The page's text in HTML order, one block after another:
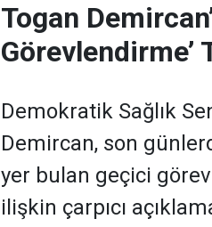
Togan
Görevlendirme’
Demokratik Sağlık
Demircan, son
yer bulan geçici
ilişkin çarpıcı